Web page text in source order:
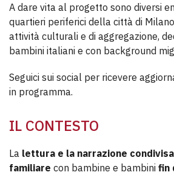
A dare vita al progetto sono diversi
quartieri periferici della città di
attività culturali e di aggregazione,
bambini italiani e con background
Seguici sui social per ricevere
in programma.
IL CONTESTO
La lettura e la narrazione
familiare con bambine e bambini fin